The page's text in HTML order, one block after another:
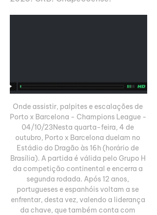
Onde assistir, palpites e escalações de
Porto x Barcelona - Champions League -
04/10/23Nesta quarta-feira, 4 de
outubro, Porto x Barcelona duelam no
Estádio do Dragão às 16h (horário de
Brasília). A partida é válida pelo Grupo H
da competição continental e encerra a
segunda rodada. Após 12 anos,
portugueses e espanhóis voltam a se
enfrentar, desta vez, valendo a liderança
da chave, que também conta com